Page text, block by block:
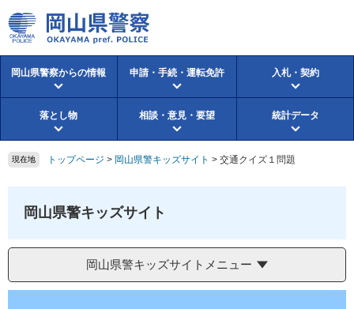
ー
ジ
の
ニ
ュ
ー
て
本
岡山県警察からの情報 申請・手続・運転免許 入札・契約
落とし物 相談・意見・要望 統計データ
現在地 トップページ > 岡山県警キッズサイト > 交通クイズ１問題
岡山県警キッズサイト
岡山県警キッズサイトメニュー